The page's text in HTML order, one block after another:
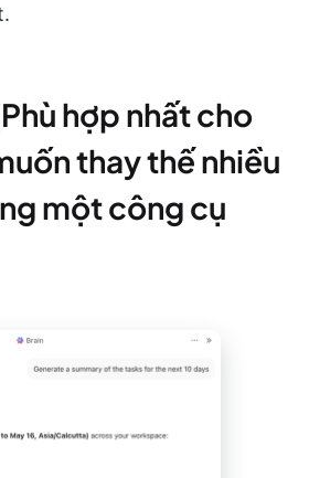
hợp nhất cho
thay thế nhiều
một công cụ